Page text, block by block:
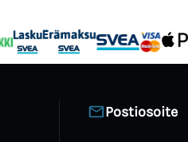
Postiosoite